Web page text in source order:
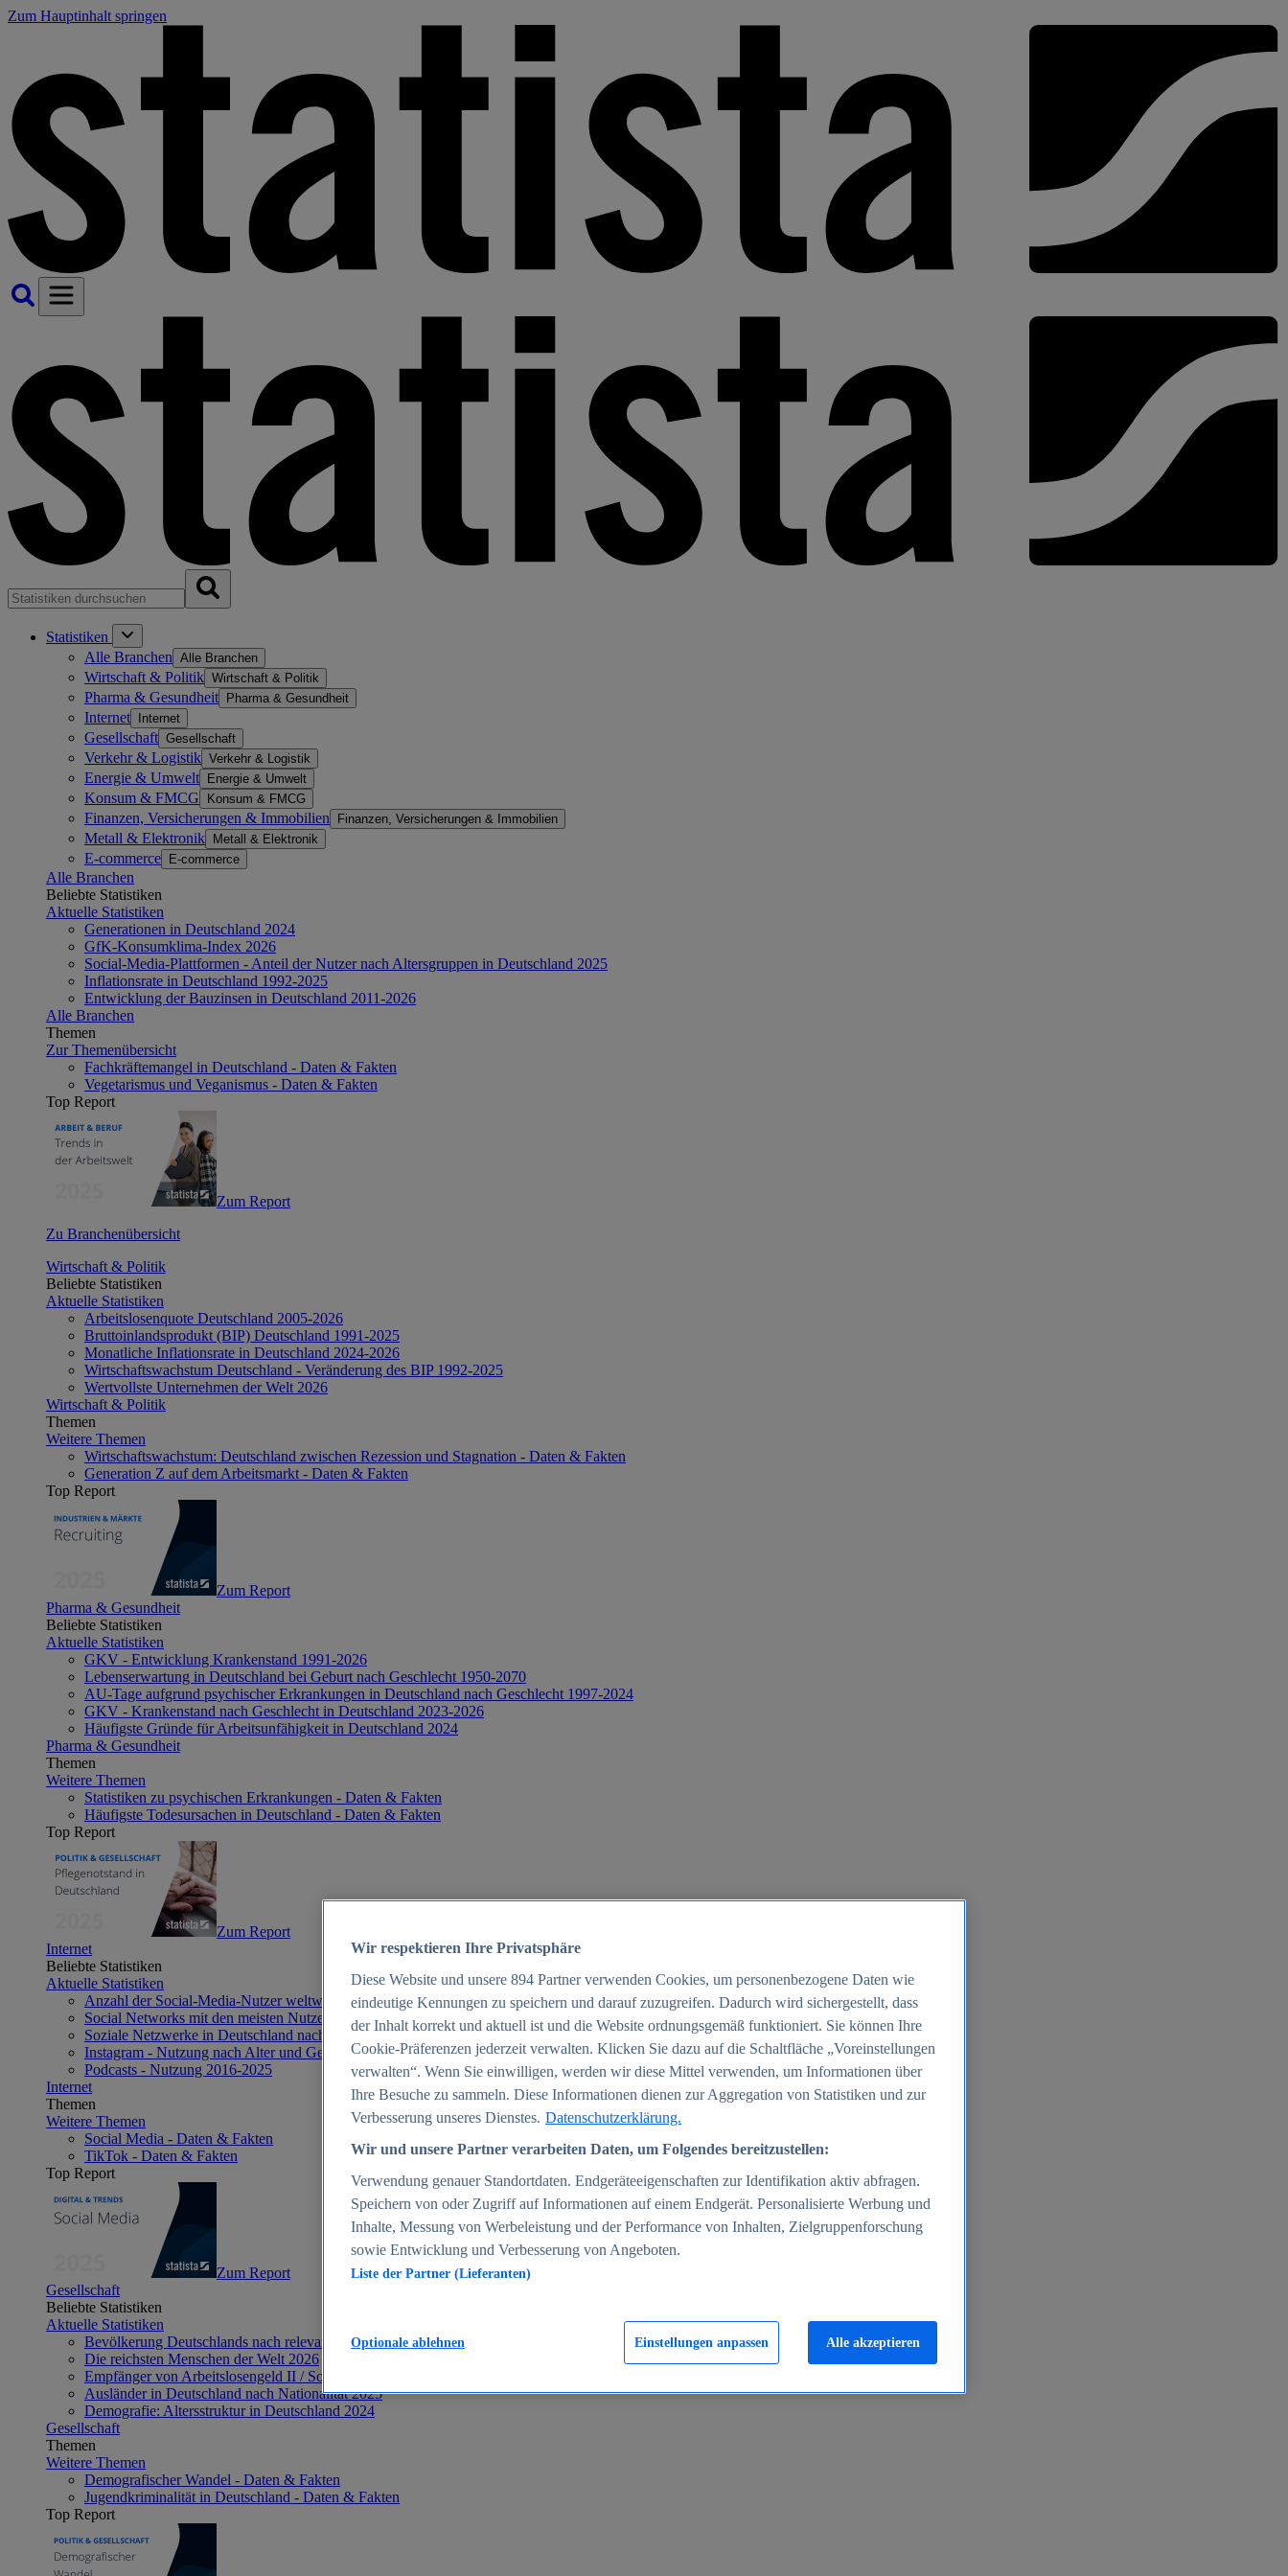
Zum Hauptinhalt springen
Statistiken
Alle Branchen Alle Branchen
Wirtschaft & Politik Wirtschaft & Politik
Pharma & Gesundheit Pharma & Gesundheit
Internet Internet
Gesellschaft Gesellschaft
Verkehr & Logistik Verkehr & Logistik
Energie & Umwelt Energie & Umwelt
Konsum & FMCG Konsum & FMCG
Finanzen, Versicherungen & Immobilien Finanzen, Versicherungen & Immobilien
Metall & Elektronik Metall & Elektronik
E-commerce E-commerce
Alle Branchen
Beliebte Statistiken
Aktuelle Statistiken
Generationen in Deutschland 2024
GfK-Konsumklima-Index 2026
Social-Media-Plattformen - Anteil der Nutzer nach Altersgruppen in Deutschland 2025
Inflationsrate in Deutschland 1992-2025
Entwicklung der Bauzinsen in Deutschland 2011-2026
Alle Branchen
Themen
Zur Themenübersicht
Fachkräftemangel in Deutschland - Daten & Fakten
Vegetarismus und Veganismus - Daten & Fakten
Top Report
Zum Report
Zu Branchenübersicht
Wirtschaft & Politik
Beliebte Statistiken
Aktuelle Statistiken
Arbeitslosenquote Deutschland 2005-2026
Bruttoinlandsprodukt (BIP) Deutschland 1991-2025
Monatliche Inflationsrate in Deutschland 2024-2026
Wirtschaftswachstum Deutschland - Veränderung des BIP 1992-2025
Wertvollste Unternehmen der Welt 2026
Wirtschaft & Politik
Themen
Weitere Themen
Wirtschaftswachstum: Deutschland zwischen Rezession und Stagnation - Daten & Fakten
Generation Z auf dem Arbeitsmarkt - Daten & Fakten
Top Report
Zum Report
Pharma & Gesundheit
Beliebte Statistiken
Aktuelle Statistiken
GKV - Entwicklung Krankenstand 1991-2026
Lebenserwartung in Deutschland bei Geburt nach Geschlecht 1950-2070
AU-Tage aufgrund psychischer Erkrankungen in Deutschland nach Geschlecht 1997-2024
GKV - Krankenstand nach Geschlecht in Deutschland 2023-2026
Häufigste Gründe für Arbeitsunfähigkeit in Deutschland 2024
Pharma & Gesundheit
Themen
Weitere Themen
Statistiken zu psychischen Erkrankungen - Daten & Fakten
Häufigste Todesursachen in Deutschland - Daten & Fakten
Top Report
Zum Report
Internet
Beliebte Statistiken
Aktuelle Statistiken
Anzahl der Social-Media-Nutzer weltweit 2012-2025
Social Networks mit den meisten Nutzern weltweit 2025
Soziale Netzwerke in Deutschland nach Generationen 2025
Instagram - Nutzung nach Alter und Geschlecht in Deutschland 2025
Podcasts - Nutzung 2016-2025
Internet
Themen
Weitere Themen
Social Media - Daten & Fakten
TikTok - Daten & Fakten
Top Report
Zum Report
Gesellschaft
Beliebte Statistiken
Aktuelle Statistiken
Bevölkerung Deutschlands nach relevanten Altersgruppen 2024
Die reichsten Menschen der Welt 2026
Empfänger von Arbeitslosengeld II / Sozialgeld / Bürgergeld in Deutschland 2005-2025
Ausländer in Deutschland nach Nationalität 2025
Demografie: Altersstruktur in Deutschland 2024
Gesellschaft
Themen
Weitere Themen
Demografischer Wandel - Daten & Fakten
Jugendkriminalität in Deutschland - Daten & Fakten
Top Report
Wir respektieren Ihre Privatsphäre
Diese Website und unsere 894 Partner verwenden Cookies, um personenbezogene Daten wie
eindeutige Kennungen zu speichern und darauf zuzugreifen. Dadurch wird sichergestellt, dass
der Inhalt korrekt und aktuell ist und die Website ordnungsgemäß funktioniert. Sie können Ihre
Cookie-Präferenzen jederzeit verwalten. Klicken Sie dazu auf die Schaltfläche „Voreinstellungen
verwalten“. Wenn Sie einwilligen, werden wir diese Mittel verwenden, um Informationen über
Ihre Besuche zu sammeln. Diese Informationen dienen zur Aggregation von Statistiken und zur
Verbesserung unseres Dienstes. Datenschutzerklärung.
Wir und unsere Partner verarbeiten Daten, um Folgendes bereitzustellen:
Verwendung genauer Standortdaten. Endgeräteeigenschaften zur Identifikation aktiv abfragen.
Speichern von oder Zugriff auf Informationen auf einem Endgerät. Personalisierte Werbung und
Inhalte, Messung von Werbeleistung und der Performance von Inhalten, Zielgruppenforschung
sowie Entwicklung und Verbesserung von Angeboten.
Liste der Partner (Lieferanten)
Einstellungen anpassen
Optionale ablehnen Alle akzeptieren